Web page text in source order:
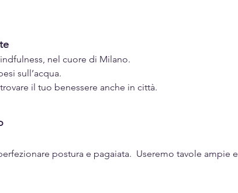
nel cuore di Milano.
sull’acqua.
il tuo benessere anche in città.
postura e pagaiata.  Useremo tavole ampie e